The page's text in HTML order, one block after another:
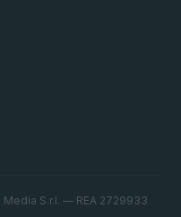
S.r.l. — REA 2729933